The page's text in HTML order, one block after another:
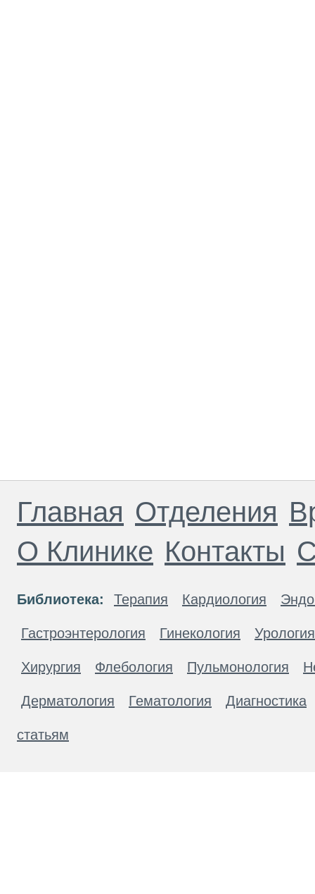
Главная Отделения
О Клинике Контакты
Библиотека: Терапия Кардиология
Гастроэнтерология Гинекология Урология
Хирургия Флебология Пульмонология
Дерматология Гематология Диагностика
статьям